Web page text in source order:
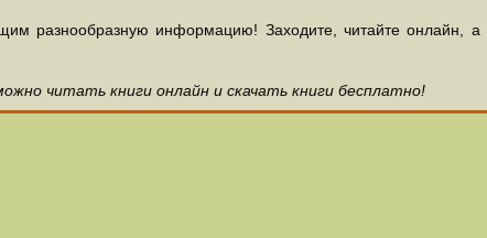
разнообразную информацию! Заходите, читайте онлайн, а
читать книги онлайн и скачать книги бесплатно!